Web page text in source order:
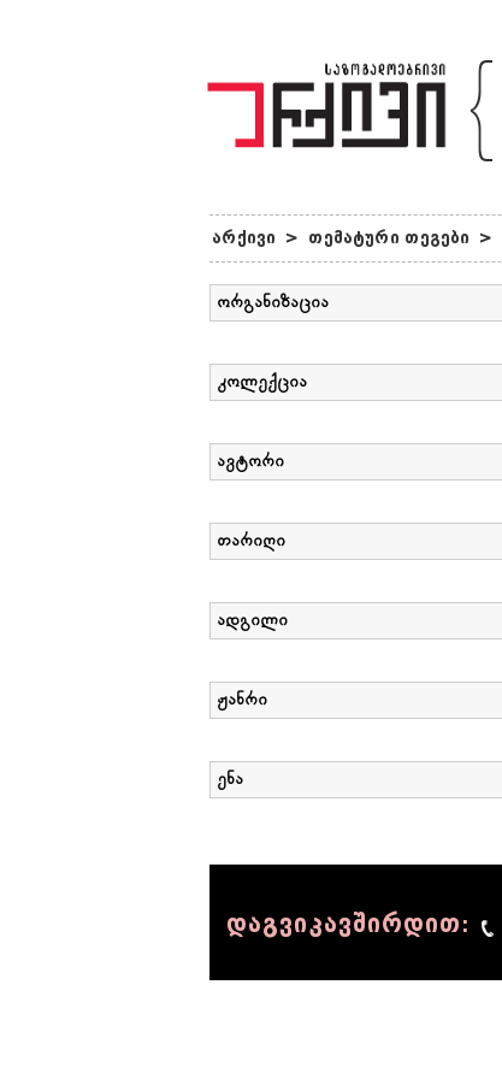
{
არქივი > თემატური თეგები >
ორგანიზაცია
კოლექცია
ავტორი
თარიღი
ადგილი
ჟანრი
ენა
დაგვიკავშირდით: